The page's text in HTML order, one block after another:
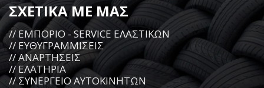
ΣΧΕΤΙΚΑ ΜΕ ΜΑΣ
// ΕΜΠΟΡΙΟ - SERVICE ΕΛΑΣΤΙΚΩΝ
// ΕΥΘΥΓΡΑΜΜΙΣΕΙΣ
// ΑΝΑΡΤΗΣΕΙΣ
// ΕΛΑΤΗΡΙΑ
// ΣΥΝΕΡΓΕΙΟ ΑΥΤΟΚΙΝΗΤΩΝ